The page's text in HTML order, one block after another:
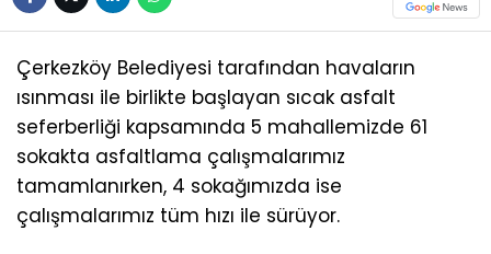
Çerkezköy Belediyesi tarafından havaların
ısınması ile birlikte başlayan sıcak asfalt
seferberliği kapsamında 5 mahallemizde 61
sokakta asfaltlama çalışmalarımız
tamamlanırken, 4 sokağımızda ise
çalışmalarımız tüm hızı ile sürüyor.